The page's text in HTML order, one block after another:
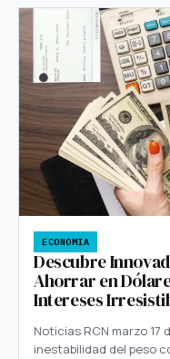
ECONOMIA
Descubre
Ahorrar en
Intereses
Noticias RCN marzo 17
inestabilidad del peso